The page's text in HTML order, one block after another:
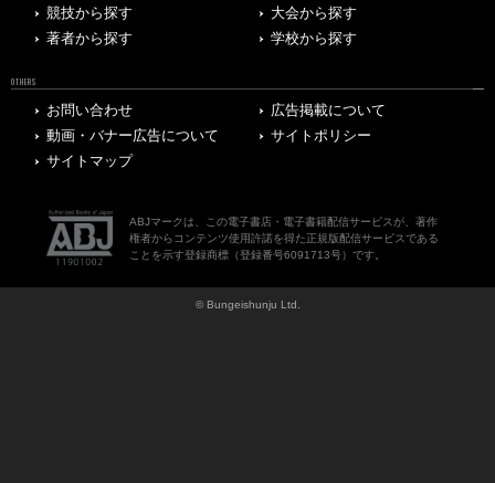
競技から探す
大会から探す
著者から探す
学校から探す
OTHERS
お問い合わせ
広告掲載について
動画・バナー広告について
サイトポリシー
サイトマップ
ABJマークは、この電子書店・電子書籍配信サービスが、著作
権者からコンテンツ使用許諾を得た正規版配信サービスである
ことを示す登録商標（登録番号6091713号）です。
© Bungeishunju Ltd.